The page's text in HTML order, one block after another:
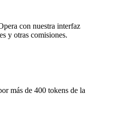
con nuestra interfaz
y otras comisiones.
más de 400 tokens de la